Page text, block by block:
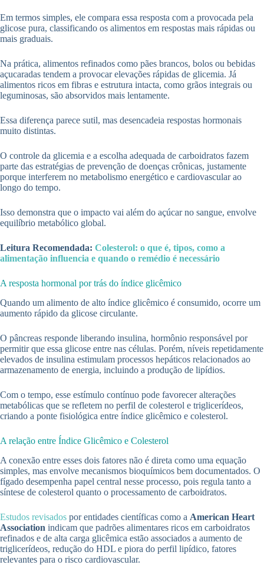
Em termos simples, ele compara essa resposta com a provocada pela
glicose pura, classificando os alimentos em respostas mais rápidas ou
mais graduais.
Na prática, alimentos refinados como pães brancos, bolos ou bebidas
açucaradas tendem a provocar elevações rápidas de glicemia. Já
alimentos ricos em fibras e estrutura intacta, como grãos integrais ou
leguminosas, são absorvidos mais lentamente.
Essa diferença parece sutil, mas desencadeia respostas hormonais
muito distintas.
O controle da glicemia e a escolha adequada de carboidratos fazem
parte das estratégias de prevenção de doenças crônicas, justamente
porque interferem no metabolismo energético e cardiovascular ao
longo do tempo.
Isso demonstra que o impacto vai além do açúcar no sangue, envolve
equilíbrio metabólico global.
Leitura Recomendada: Colesterol: o que é, tipos, como a
alimentação influencia e quando o remédio é necessário
A resposta hormonal por trás do índice glicêmico
Quando um alimento de alto índice glicêmico é consumido, ocorre um
aumento rápido da glicose circulante.
O pâncreas responde liberando insulina, hormônio responsável por
permitir que essa glicose entre nas células. Porém, níveis repetidamente
elevados de insulina estimulam processos hepáticos relacionados ao
armazenamento de energia, incluindo a produção de lipídios.
Com o tempo, esse estímulo contínuo pode favorecer alterações
metabólicas que se refletem no perfil de colesterol e triglicerídeos,
criando a ponte fisiológica entre índice glicêmico e colesterol.
A relação entre Índice Glicêmico e Colesterol
A conexão entre esses dois fatores não é direta como uma equação
simples, mas envolve mecanismos bioquímicos bem documentados. O
fígado desempenha papel central nesse processo, pois regula tanto a
síntese de colesterol quanto o processamento de carboidratos.
Estudos revisados por entidades científicas como a American Heart
Association indicam que padrões alimentares ricos em carboidratos
refinados e de alta carga glicêmica estão associados a aumento de
triglicerídeos, redução do HDL e piora do perfil lipídico, fatores
relevantes para o risco cardiovascular.